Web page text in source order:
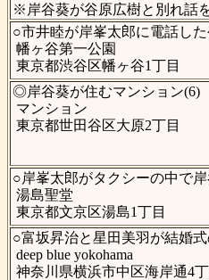
※岸谷葵が谷原広樹と別れ話
○市井睦が岸峯太郎に電話し
幡ヶ谷第一公園
東京都渋谷区幡ヶ谷1丁目
◎岸谷葵が住むマンション(6)
マンション
東京都世田谷区大原2丁目
○岸峯太郎がタクシーの中で
湯島聖堂
東京都文京区湯島1丁目
○富坂昇治と星田美羽が結婚
deep blue yokohama
神奈川県横浜市中区海岸通4丁